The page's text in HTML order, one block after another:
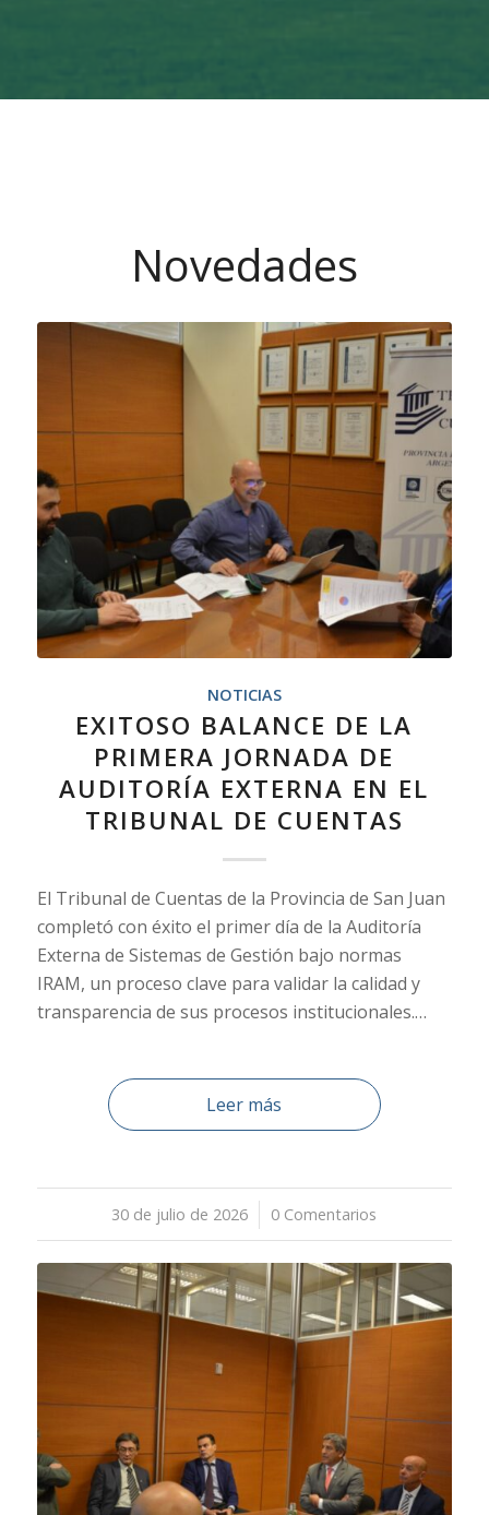
Novedades
NOTICIAS
EXITOSO BALANCE DE LA
PRIMERA JORNADA DE
AUDITORÍA EXTERNA EN EL
TRIBUNAL DE CUENTAS
El Tribunal de Cuentas de la Provincia de San Juan
completó con éxito el primer día de la Auditoría
Externa de Sistemas de Gestión bajo normas
IRAM, un proceso clave para validar la calidad y
transparencia de sus procesos institucionales.…
Leer más
30 de julio de 2026
/ 0 Comentarios